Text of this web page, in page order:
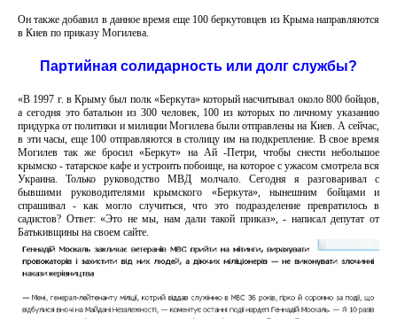
Он также добавил в данное время еще 100 беркутовцев из Крыма направляются
в Киев по приказу Могилева.
Партийная солидарность или долг службы?
«В 1997 г. в Крыму был полк «Беркута» который насчитывал около 800 бойцов,
а сегодня это батальон из 300 человек, 100 из которых по личному указанию
придурка от политики и милиции Могилева были отправлены на Киев. А сейчас,
в эти часы, еще 100 отправляются в столицу им на подкрепление. В свое время
Могилев так же бросил «Беркут» на Ай -Петри, чтобы снести небольшое
крымско - татарское кафе и устроить побоище, на которое с ужасом смотрела вся
Украина. Только руководство МВД молчало. Сегодня я разговаривал с
бывшими руководителями крымского «Беркута», нынешним бойцами и
спрашивал - как могло случиться, что это подразделение превратилось в
садистов? Ответ: «Это не мы, нам дали такой приказ», - написал депутат от
Батькивщины на своем сайте.